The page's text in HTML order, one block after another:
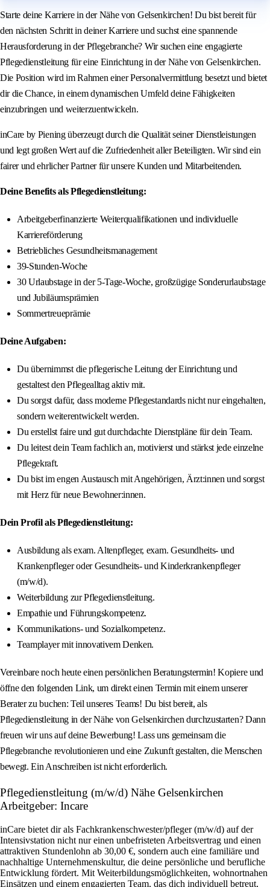
Starte deine Karriere in der Nähe von Gelsenkirchen! Du bist bereit für
den nächsten Schritt in deiner Karriere und suchst eine spannende
Herausforderung in der Pflegebranche? Wir suchen eine engagierte
Pflegedienstleitung für eine Einrichtung in der Nähe von Gelsenkirchen.
Die Position wird im Rahmen einer Personalvermittlung besetzt und bietet
dir die Chance, in einem dynamischen Umfeld deine Fähigkeiten
einzubringen und weiterzuentwickeln.
inCare by Piening überzeugt durch die Qualität seiner Dienstleistungen
und legt großen Wert auf die Zufriedenheit aller Beteiligten. Wir sind ein
fairer und ehrlicher Partner für unsere Kunden und Mitarbeitenden.
Deine Benefits als Pflegedienstleitung:
Arbeitgeberfinanzierte Weiterqualifikationen und individuelle
Karriereförderung
Betriebliches Gesundheitsmanagement
39-Stunden-Woche
30 Urlaubstage in der 5-Tage-Woche, großzügige Sonderurlaubstage
und Jubiläumsprämien
Sommertreueprämie
Deine Aufgaben:
Du übernimmst die pflegerische Leitung der Einrichtung und
gestaltest den Pflegealltag aktiv mit.
Du sorgst dafür, dass moderne Pflegestandards nicht nur eingehalten,
sondern weiterentwickelt werden.
Du erstellst faire und gut durchdachte Dienstpläne für dein Team.
Du leitest dein Team fachlich an, motivierst und stärkst jede einzelne
Pflegekraft.
Du bist im engen Austausch mit Angehörigen, Ärzt:innen und sorgst
mit Herz für neue Bewohner:innen.
Dein Profil als Pflegedienstleitung:
Ausbildung als exam. Altenpfleger, exam. Gesundheits- und
Krankenpfleger oder Gesundheits- und Kinderkrankenpfleger
(m/w/d).
Weiterbildung zur Pflegedienstleitung.
Empathie und Führungskompetenz.
Kommunikations- und Sozialkompetenz.
Teamplayer mit innovativem Denken.
Vereinbare noch heute einen persönlichen Beratungstermin! Kopiere und
öffne den folgenden Link, um direkt einen Termin mit einem unserer
Berater zu buchen: Teil unseres Teams! Du bist bereit, als
Pflegedienstleitung in der Nähe von Gelsenkirchen durchzustarten? Dann
freuen wir uns auf deine Bewerbung! Lass uns gemeinsam die
Pflegebranche revolutionieren und eine Zukunft gestalten, die Menschen
bewegt. Ein Anschreiben ist nicht erforderlich.
Pflegedienstleitung (m/w/d) Nähe Gelsenkirchen
Arbeitgeber: Incare
inCare bietet dir als Fachkrankenschwester/pfleger (m/w/d) auf der
Intensivstation nicht nur einen unbefristeten Arbeitsvertrag und einen
attraktiven Stundenlohn ab 30,00 €, sondern auch eine familiäre und
nachhaltige Unternehmenskultur, die deine persönliche und berufliche
Entwicklung fördert. Mit Weiterbildungsmöglichkeiten, wohnortnahen
Einsätzen und einem engagierten Team, das dich individuell betreut,